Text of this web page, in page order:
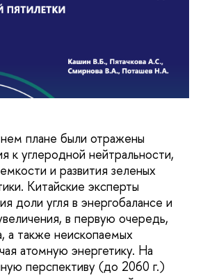
плане были отражены
к углеродной нейтральности,
и развития зеленых
Китайские эксперты
доли угля в энергобалансе и
в первую очередь,
а также неископаемых
атомную энергетику. На
перспективу (до 2060 г.)